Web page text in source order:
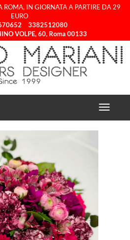
ROMA, IN GIORNATA A PARTIRE DA 29
EURO
3382512080
VOLPE, 60, Roma 00133